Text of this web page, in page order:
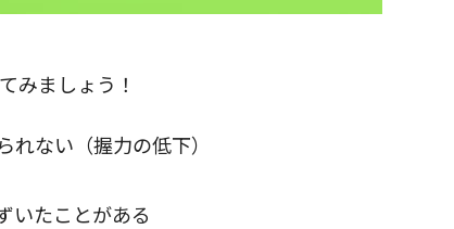
みましょう！
ない（握力の低下）
いたことがある